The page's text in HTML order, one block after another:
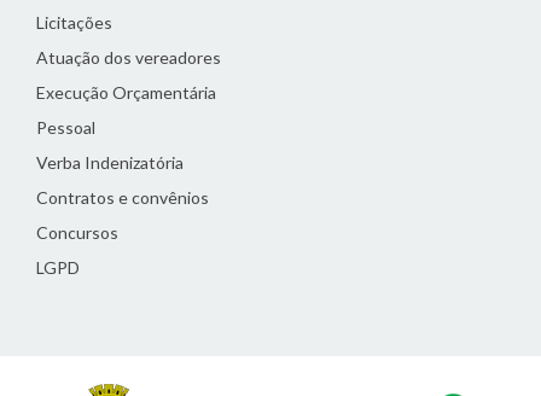
Licitações
Atuação dos vereadores
Execução Orçamentária
Pessoal
Verba Indenizatória
Contratos e convênios
Concursos
LGPD